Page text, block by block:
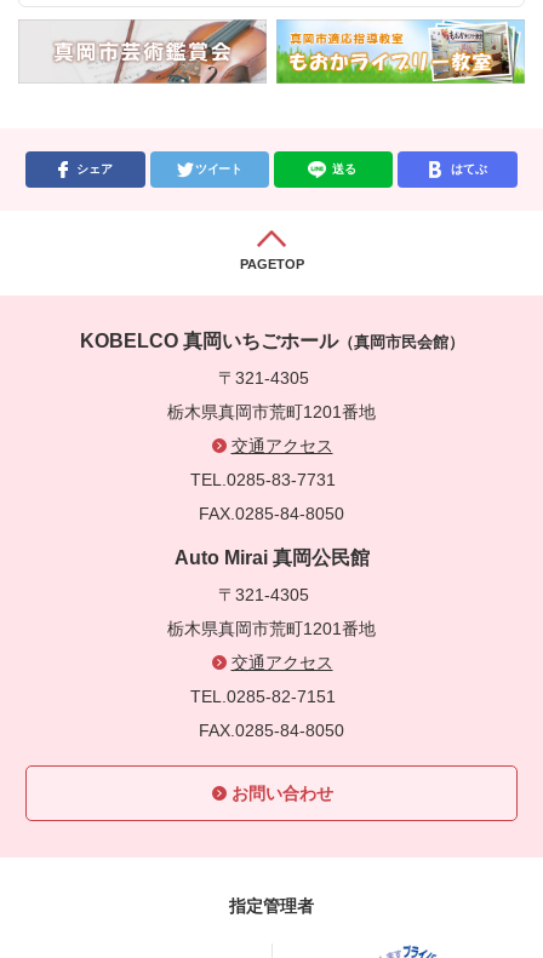
シェア ツイート 送る はてぶ
PAGETOP
KOBELCO 真岡いちごホール（真岡市民会館）
〒321-4305
栃木県真岡市荒町1201番地
交通アクセス
TEL.0285-83-7731
FAX.0285-84-8050
Auto Mirai 真岡公民館
〒321-4305
栃木県真岡市荒町1201番地
交通アクセス
TEL.0285-82-7151
FAX.0285-84-8050
お問い合わせ
指定管理者